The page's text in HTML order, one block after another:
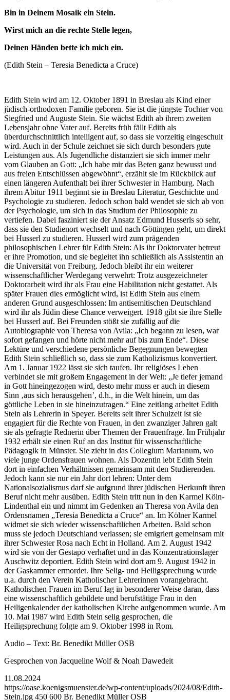
Bin in Deinem Mosaik ein Stein.
Wirst mich an die rechte Stelle legen,
Deinen Händen bette ich mich ein.
(Edith Stein – Teresia Benedicta a Cruce)
Edith Stein wird am 12. Oktober 1891 in Breslau als Kind einer
jüdisch-orthodoxen Familie geboren. Sie ist die jüngste Tochter von
Siegfried und Auguste Stein. Sie wächst Edith ab ihrem zweiten
Lebensjahr ohne Vater auf. Bereits früh fällt Edith als
überdurchschnittlich intelligent auf, so dass sie vorzeitig eingeschult
wird. Auch in der Schule zeichnet sie sich durch besonders gute
Leistungen aus. Als Jugendliche distanziert sie sich immer mehr
vom Glauben an Gott: „Ich habe mir das Beten ganz bewusst und
aus freien Entschlüssen abgewöhnt“, erzählt sie im Rückblick auf
einen längeren Aufenthalt bei ihrer Schwester in Hamburg. Nach
ihrem Abitur 1911 beginnt sie in Breslau Literatur, Geschichte und
Psychologie zu studieren. Jedoch schon bald wendet sie sich ab von
der Psychologie, um sich in das Studium der Philosophie zu
vertiefen. Dabei fasziniert sie der Ansatz Edmund Husserls so sehr,
dass sie den Studienort wechselt und nach Göttingen geht, um direkt
bei Husserl zu studieren. Husserl wird zum prägenden
philosophischen Lehrer für Edith Stein: Als ihr Doktorvater betreut
er ihre Promotion, und sie begleitet ihn schließlich als Assistentin an
die Universität von Freiburg. Jedoch bleibt ihr ein weiterer
wissenschaftlicher Werdegang verwehrt: Trotz ausgezeichneter
Doktorarbeit wird ihr als Frau eine Habilitation nicht gestattet. Als
später Frauen dies ermöglicht wird, ist Edith Stein aus einem
anderen Grund ausgeschlossen: Im antisemitischen Deutschland
wird ihr als Jüdin diese Chance verweigert. 1918 gibt sie ihre Stelle
bei Husserl auf. Bei Freunden stößt sie zufällig auf die
Autobiographie von Theresa von Avila: „Ich begann zu lesen, war
sofort gefangen und hörte nicht mehr auf bis zum Ende“. Diese
Lektüre und verschiedene persönliche Begegnungen bewegten
Edith Stein schließlich so, dass sie zum Katholizismus konvertiert.
Am 1. Januar 1922 lässt sie sich taufen. Ihr religiöses Leben
verbindet sie mit großem Engagement in der Welt: „Je tiefer jemand
in Gott hineingezogen wird, desto mehr muss er auch in diesem
Sinn ‚aus sich herausgehen’, d.h., in die Welt hinein, um das
göttliche Leben in sie hineinzutragen.“ Eine zeitlang arbeitet Edith
Stein als Lehrerin in Speyer. Bereits seit ihrer Schulzeit ist sie
engagiert für die Rechte von Frauen, in den zwanziger Jahren galt
sie als gefragte Rednerin über Themen der Frauenfrage. Im Frühjahr
1932 erhält sie einen Ruf an das Institut für wissenschaftliche
Pädagogik in Münster. Sie zieht in das Collegium Marianum, wo
viele junge Ordensfrauen wohnen. Als Dozentin lebt Edith Stein
dort in einfachen Verhältnissen gemeinsam mit den Studierenden.
Jedoch kann sie nur ein Jahr dort lehren: Unter dem
Nationalsozialismus darf sie aufgrund ihrer jüdischen Herkunft ihren
Beruf nicht mehr ausüben. Edith Stein tritt nun in den Karmel Köln-
Lindenthal ein und nimmt im Gedenken an Theresa von Avila den
Ordensnamen „Teresia Benedicta a Cruce“ an. Im Kölner Karmel
widmet sie sich wieder wissenschaftlichen Arbeiten. Bald schon
muss sie jedoch Deutschland verlassen; sie emigriert gemeinsam mit
ihrer Schwester Rosa nach Echt in Holland. Am 2. August 1942
wird sie von der Gestapo verhaftet und in das Konzentrationslager
Auschwitz deportiert. Edith Stein wird dort am 9. August 1942 in
der Gaskammer ermordet. Ihre Selig- und Heiligsprechung wurde
u.a. durch den Verein Katholischer Lehrerinnen vorangebracht.
Katholischen Frauen im Beruf lag in besonderer Weise daran, dass
eine wissenschaftlich gebildete und berufstätige Frau in den
Heiligenkalender der katholischen Kirche aufgenommen wurde. Am
10. Mai 1987 wird Edith Stein selig gesprochen, die
Heiligsprechung folgte am 9. Oktober 1998 in Rom.
Audio – Text: Br. Benedikt Müller OSB
Gesprochen von Jacqueline Wolf & Noah Dawedeit
11.08.2024
https://oase.koenigsmuenster.de/wp-content/uploads/2024/08/Edith-
Stein.jpg 450 600 Br. Benedikt Müller OSB